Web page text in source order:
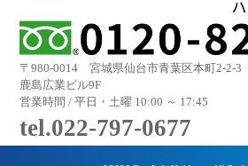
〒980-0014 宮城県仙台市青葉区本町2-2-3
鹿島広業ビル9F
営業時間 / 平日・土曜 10:00 ～ 17:45
tel.022-797-0677